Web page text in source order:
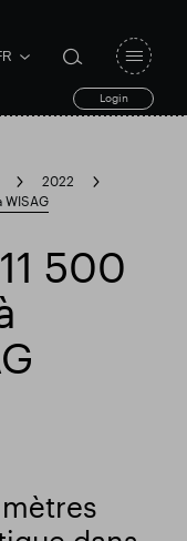
Login
search
form
commerciale
toggle
2022
WISAG
500
mètres